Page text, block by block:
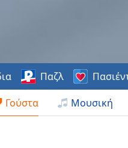
Γούστα Μουσική
Παζλ